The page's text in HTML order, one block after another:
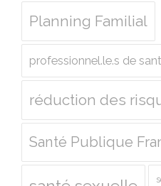
Planning Familial
professionnel.le.s de
réduction des
Santé Publique